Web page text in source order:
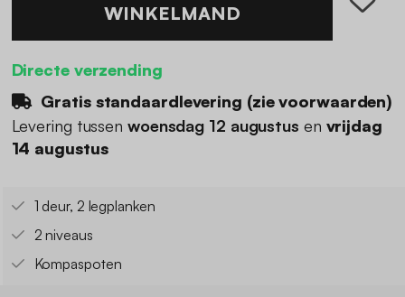
WINKELMAND
Directe verzending
Gratis standaardlevering (zie voorwaarden)
Levering tussen woensdag 12 augustus en vrijdag
14 augustus
1 deur, 2 legplanken
2 niveaus
Kompaspoten